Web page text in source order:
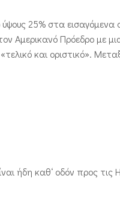
25% στα
Αμερικανό Πρόεδρο με
και οριστικό».
ήδη καθ‘ οδόν προς